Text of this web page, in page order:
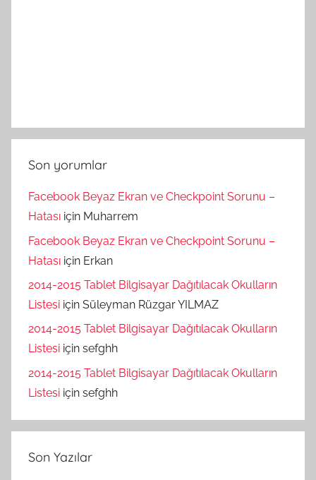
Son yorumlar
Facebook Beyaz Ekran ve Checkpoint Sorunu –
Hatası için Muharrem
Facebook Beyaz Ekran ve Checkpoint Sorunu –
Hatası için Erkan
2014-2015 Tablet Bilgisayar Dağıtılacak Okulların
Listesi için Süleyman Rüzgar YILMAZ
2014-2015 Tablet Bilgisayar Dağıtılacak Okulların
Listesi için sefghh
2014-2015 Tablet Bilgisayar Dağıtılacak Okulların
Listesi için sefghh
Son Yazılar